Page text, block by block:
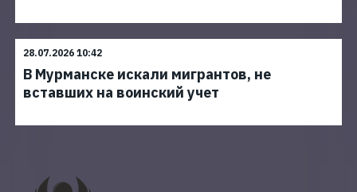
28.07.2026 10:42
В Мурманске искали мигрантов, не
вставших на воинский учет